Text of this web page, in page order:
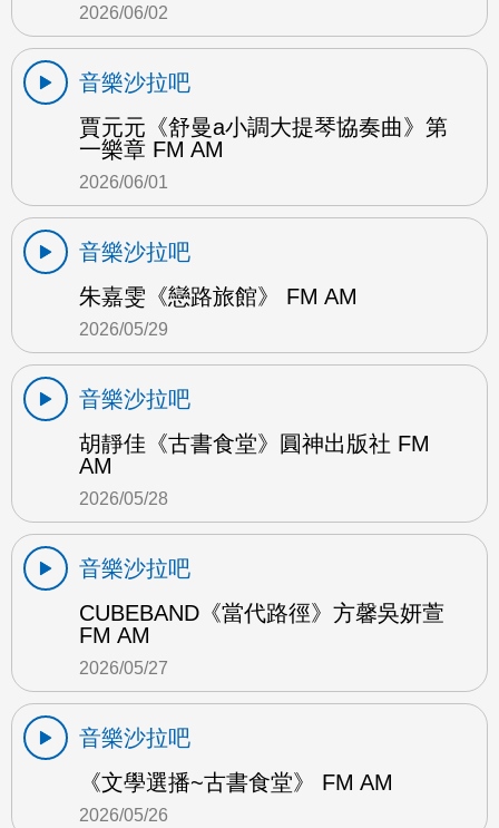
2026/06/02
音樂沙拉吧
賈元元《舒曼a小調大提琴協奏曲》第
一樂章 FM AM
2026/06/01
音樂沙拉吧
朱嘉雯《戀路旅館》 FM AM
2026/05/29
音樂沙拉吧
胡靜佳《古書食堂》圓神出版社 FM
AM
2026/05/28
音樂沙拉吧
CUBEBAND《當代路徑》方馨吳妍萱
FM AM
2026/05/27
音樂沙拉吧
《文學選播~古書食堂》 FM AM
2026/05/26